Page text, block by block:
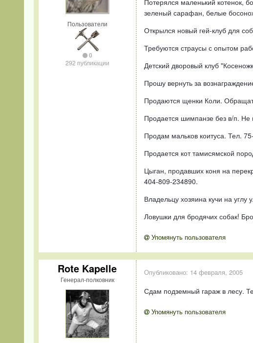
Пользователи
0
292 публикации
Потерялся маленький котенок,
зеленый сарафан, белые
Открылся новый гей-клуб для
Требуются страусы с опытом
Детский дворовый клуб
Прошу вернуть за
Продаются щенки Коли.
Продается шимпанзе без в/п. Не
Продам мальков коитуса. Тел.
Продается кот тамисямской
Цыган, продавших коня на
404-809-234890.
Владельцу хозяина кучи на
Ловушки для бродячих собак!
Упомянуть пользователя
Rote Kapelle
Генерал-полковник
Опубликовано: 14 февраля, 2005
Сдам подземный гараж в лесу.
Упомянуть пользователя